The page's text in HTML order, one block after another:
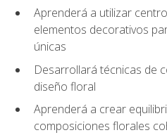
Aprenderá a utilizar
elementos decorativos
únicas
Desarrollará técnicas de
diseño floral
Aprenderá a crear
composiciones florales